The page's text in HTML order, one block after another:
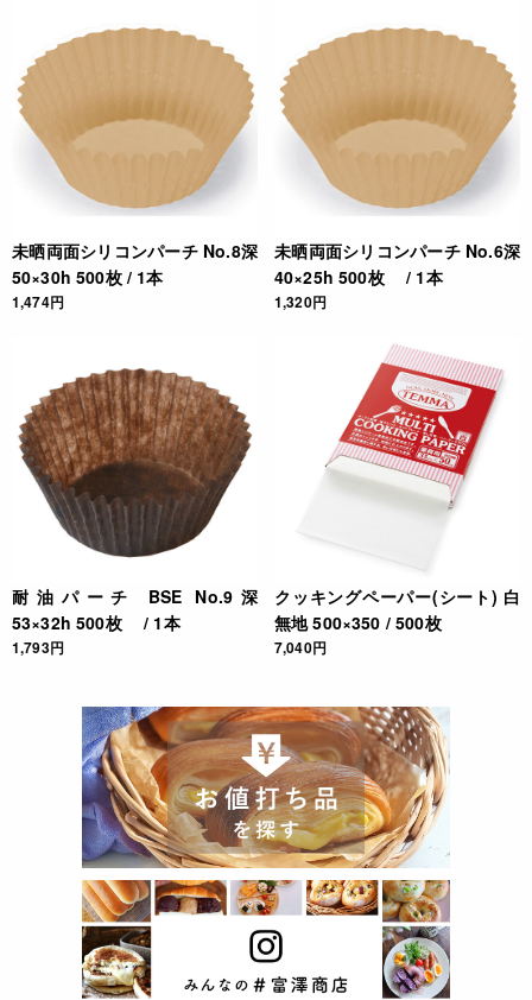
未晒両面シリコンパーチ No.8深
50×30h 500枚 / 1本
1,474円
未晒両面シリコンパーチ No.6深
40×25h 500枚 / 1本
1,320円
耐油パーチ BSE No.9深
53×32h 500枚 / 1本
1,793円
クッキングペーパー(シート) 白
無地 500×350 / 500枚
7,040円